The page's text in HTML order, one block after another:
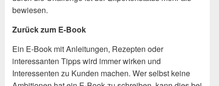
bewiesen.
Zurück zum E-Book
Ein E-Book mit Anleitungen, Rezepten oder
interessanten Tipps wird immer wirken und
Interessenten zu Kunden machen. Wer selbst keine